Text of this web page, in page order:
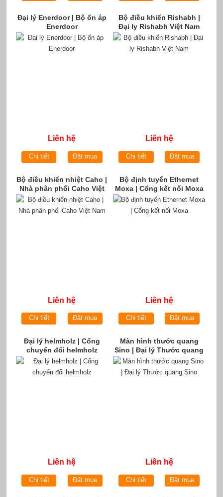
Đại lý Enerdoor | Bộ ổn áp
Enerdoor
Liên hệ
Chi tiết Đặt mua
Bộ điều khiển Rishabh |
Đại ly Rishabh Việt Nam
Liên hệ
Chi tiết Đặt mua
Bộ điều khiển nhiệt Caho |
Nhà phân phối Caho Việt
Nam
Liên hệ
Chi tiết Đặt mua
Bộ định tuyến Ethernet
Moxa | Cổng kết nối Moxa
Liên hệ
Chi tiết Đặt mua
Đại lý helmholz | Cổng
chuyển đổi helmholz
Liên hệ
Chi tiết Đặt mua
Màn hình thước quang
Sino | Đại lý Thước quang
Sino
Liên hệ
Chi tiết Đặt mua